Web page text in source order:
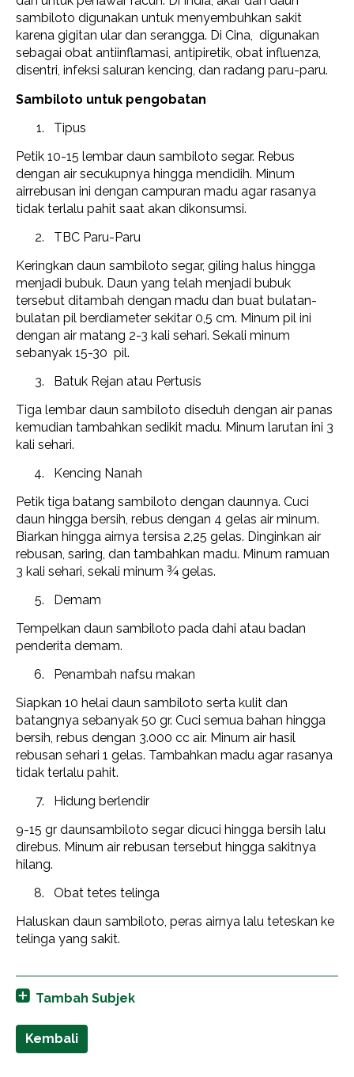
sambiloto digunakan untuk menyembuhkan sakit
karena gigitan ular dan serangga. Di Cina, digunakan
sebagai obat antiinflamasi, antipiretik, obat influenza,
disentri, infeksi saluran kencing, dan radang paru-paru.
Sambiloto untuk pengobatan
Tipus
Petik 10-15 lembar daun sambiloto segar. Rebus
dengan air secukupnya hingga mendidih. Minum
airrebusan ini dengan campuran madu agar rasanya
tidak terlalu pahit saat akan dikonsumsi.
TBC Paru-Paru
Keringkan daun sambiloto segar, giling halus hingga
menjadi bubuk. Daun yang telah menjadi bubuk
tersebut ditambah dengan madu dan buat bulatan-
bulatan pil berdiameter sekitar 0,5 cm. Minum pil ini
dengan air matang 2-3 kali sehari. Sekali minum
sebanyak 15-30 pil.
Batuk Rejan atau Pertusis
Tiga lembar daun sambiloto diseduh dengan air panas
kemudian tambahkan sedikit madu. Minum larutan ini 3
kali sehari.
Kencing Nanah
Petik tiga batang sambiloto dengan daunnya. Cuci
daun hingga bersih, rebus dengan 4 gelas air minum.
Biarkan hingga airnya tersisa 2,25 gelas. Dinginkan air
rebusan, saring, dan tambahkan madu. Minum ramuan
3 kali sehari, sekali minum ¾ gelas.
Demam
Tempelkan daun sambiloto pada dahi atau badan
penderita demam.
Penambah nafsu makan
Siapkan 10 helai daun sambiloto serta kulit dan
batangnya sebanyak 50 gr. Cuci semua bahan hingga
bersih, rebus dengan 3.000 cc air. Minum air hasil
rebusan sehari 1 gelas. Tambahkan madu agar rasanya
tidak terlalu pahit.
Hidung berlendir
9-15 gr daunsambiloto segar dicuci hingga bersih lalu
direbus. Minum air rebusan tersebut hingga sakitnya
hilang.
Obat tetes telinga
Haluskan daun sambiloto, peras airnya lalu teteskan ke
telinga yang sakit.
Tambah Subjek
Kembali